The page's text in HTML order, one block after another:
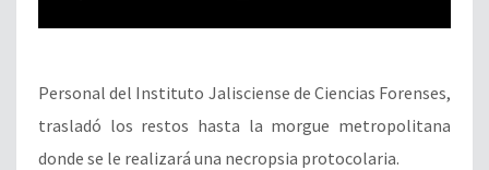
Personal del Instituto Jalisciense de Ciencias Forenses,
trasladó los restos hasta la morgue metropolitana
donde se le realizará una necropsia protocolaria.